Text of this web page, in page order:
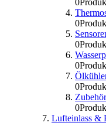
0
0
0
0
0
0
Lufteinlass &